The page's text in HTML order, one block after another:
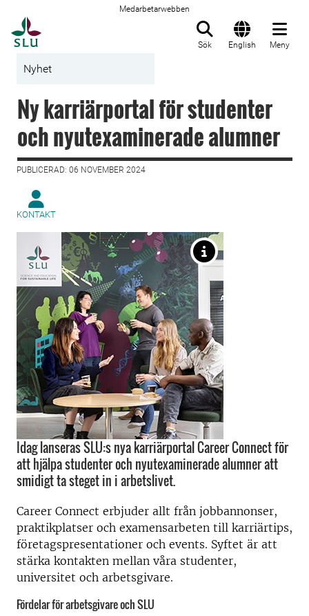
Medarbetarwebben
Sök English Meny
Nyhet
Ny karriärportal för studenter
och nyutexaminerade alumner
PUBLICERAD: 06 NOVEMBER 2024
KONTAKT
Idag lanseras SLU:s nya karriärportal Career Connect för
att hjälpa studenter och nyutexaminerade alumner att
smidigt ta steget in i arbetslivet.
Career Connect erbjuder allt från jobbannonser,
praktikplatser och examensarbeten till karriärtips,
företagspresentationer och events. Syftet är att
stärka kontakten mellan våra studenter,
universitet och arbetsgivare.
Fördelar för arbetsgivare och SLU